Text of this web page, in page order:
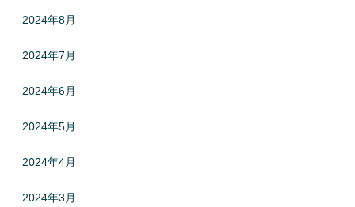
2024年8月
2024年7月
2024年6月
2024年5月
2024年4月
2024年3月